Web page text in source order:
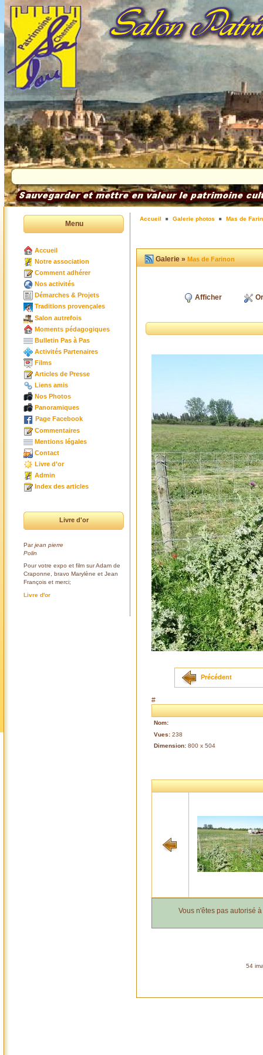
Menu
Accueil
Notre association
Comment adhérer
Nos activités
Démarches & Projets
Traditions provençales
Salon autrefois
Moments pédagogiques
Bulletin Pas à Pas
Activités Partenaires
Films
Articles de Presse
Liens amis
Nos Photos
Panoramiques
Page Facebook
Commentaires
Mentions légales
Contact
Livre d'or
Admin
Index des articles
Livre d'or
Parjean pierre
Polin
Pour votre expo et film sur Adam de
Craponne, bravo Marylène et Jean
François et merci;
Livre d'or
Accueil Galerie photos Mas de
Galerie »Mas de Farinon
Afficher
Précédent
#
Nom:
Vues: 238
Dimension: 800 x 504
Vous n'êtes pas autorisé
54